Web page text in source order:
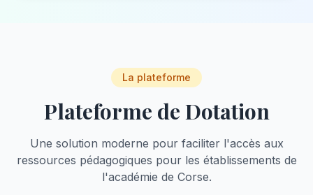
La plateforme
Plateforme de Dotation
Une solution moderne pour faciliter l'accès aux
ressources pédagogiques pour les établissements de
l'académie de Corse.